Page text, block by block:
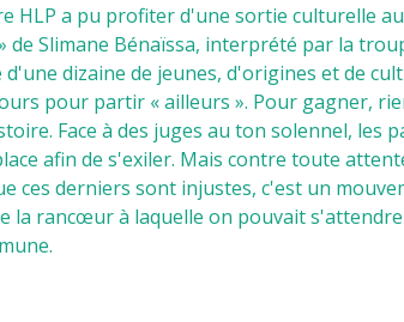
HLP a pu profiter d'une sortie culturelle
de Slimane Bénaïssa, interprété par la
dizaine de jeunes, d'origines et de
pour partir « ailleurs ». Pour gagner,
Face à des juges au ton solennel, les
afin de s'exiler. Mais contre toute
ces derniers sont injustes, c'est un
la rancœur à laquelle on pouvait